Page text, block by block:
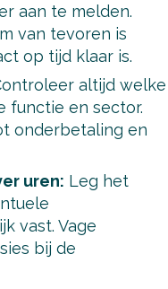
aan te melden.
van tevoren is
op tijd klaar is.
altijd welke
functie en sector.
onderbetaling en
uren: Leg het
vast. Vage
bij de